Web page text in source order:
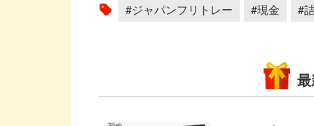
#ジャパンフリトレー #現金 #